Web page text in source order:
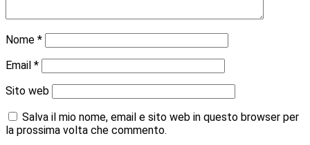
Nome *
Email *
Sito web
Salva il mio nome, email e sito web in questo browser per
la prossima volta che commento.